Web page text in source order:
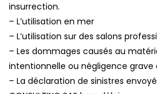
insurrection.
– L’utilisation en mer
– L’utilisation sur des salons
– Les dommages causés au
intentionnelle ou négligence grave
– La déclaration de sinistres